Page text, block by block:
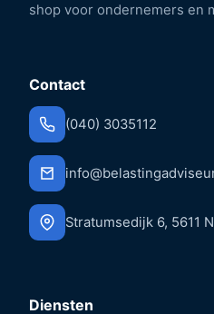
shop voor ondernemers en
Contact
(040) 3035112
Stratumsedijk 6, 5611
Diensten